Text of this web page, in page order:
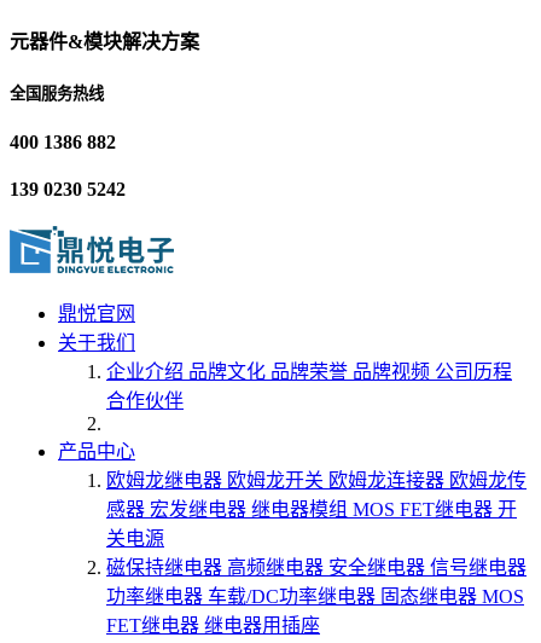
元器件&模块解决方案
全国服务热线
400 1386 882
139 0230 5242
鼎悦官网
关于我们
企业介绍 品牌文化 品牌荣誉 品牌视频 公司历程
合作伙伴
产品中心
欧姆龙继电器 欧姆龙开关 欧姆龙连接器 欧姆龙传
感器 宏发继电器 继电器模组 MOS FET继电器 开
关电源
磁保持继电器 高频继电器 安全继电器 信号继电器
功率继电器 车载/DC功率继电器 固态继电器 MOS
FET继电器 继电器用插座